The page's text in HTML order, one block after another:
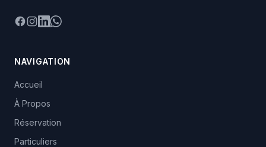
Facebook
Instagram
LinkedIn
WhatsApp
NAVIGATION
Accueil
À Propos
Réservation
Particuliers